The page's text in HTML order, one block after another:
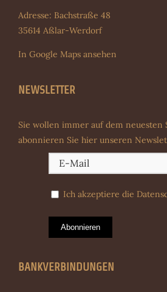
Adresse: Bachstraße 48
35614 Aßlar-Werdorf
In Google Maps ansehen
NEWSLETTER
Sie wollen immer auf dem neuesten
abonnieren Sie hier unseren
Ich akzeptiere die
Abonnieren
BANKVERBINDUNGEN